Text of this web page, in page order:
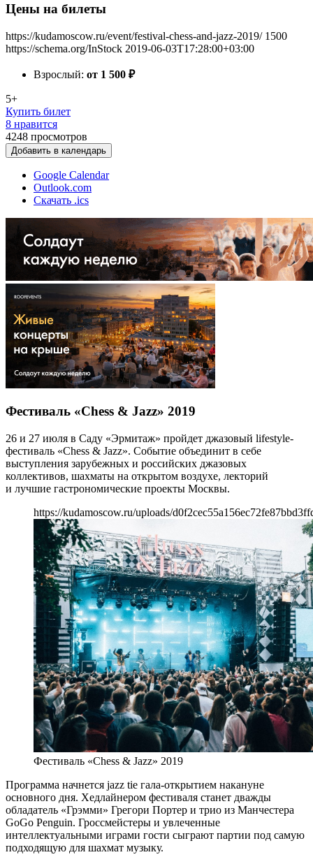
Цены на билеты
https://kudamoscow.ru/event/festival-chess-and-jazz-2019/ 1500
https://schema.org/InStock 2019-06-03T17:28:00+03:00
Взрослый: от 1 500 ₽
5+
Купить билет
8 нравится
4248 просмотров
Добавить в календарь
Google Calendar
Outlook.com
Скачать .ics
Фестиваль «Chess & Jazz» 2019
26 и 27 июля в Саду «Эрмитаж» пройдет джазовый lifestyle-
фестиваль «Chess & Jazz». Событие объединит в себе
выступления зарубежных и российских джазовых
коллективов, шахматы на открытом воздухе, лекторий
и лучшие гастрономические проекты Москвы.
https://kudamoscow.ru/uploads/
Фестиваль «Chess & Jazz» 2019
Программа начнется jazz tie гала-открытием накануне
основного дня. Хедлайнером фестиваля станет дважды
обладатель «Грэмми» Грегори Портер и трио из Манчестера
GoGo Penguin. Гроссмейстеры и увлеченные
интеллектуальными играми гости сыграют партии под самую
подходящую для шахмат музыку.